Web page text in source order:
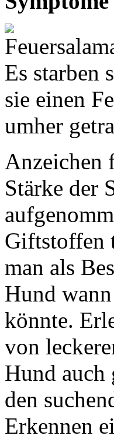
Es starben
sie einen
umher
Anzeichen
Stärke der
Giftstoffen
man als
Hund
könnte.
von
Hund auch
den
Erkennen